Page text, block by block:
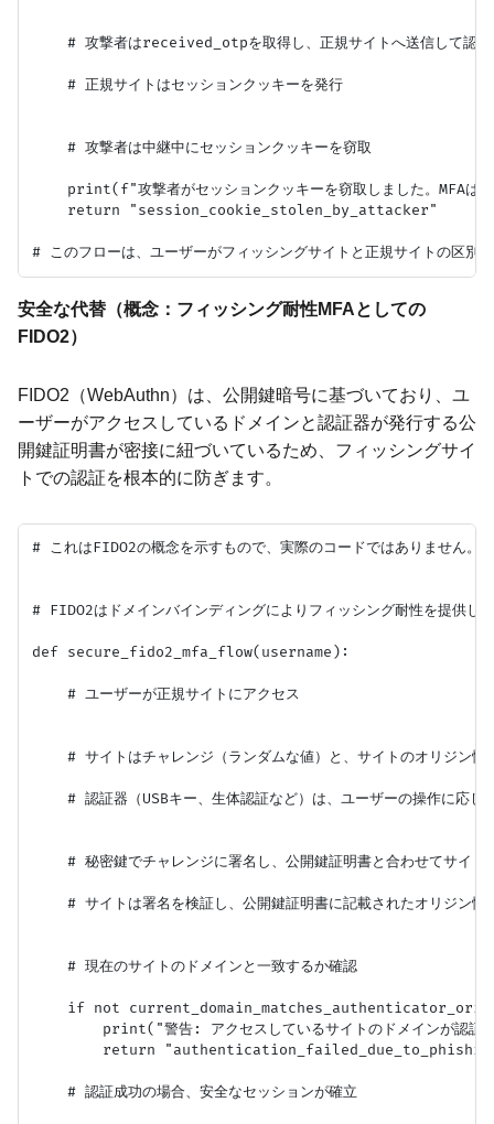
# 攻撃者はreceived_otpを取得し、正規サイトへ送信して認証
    # 正規サイトはセッションクッキーを発行
    # 攻撃者は中継中にセッションクッキーを窃取
print(f"攻撃者がセッションクッキーを窃取しました。MFAは
    return "session_cookie_stolen_by_attacker"
安全な代替（概念：フィッシング耐性MFAとしての
FIDO2）
FIDO2（WebAuthn）は、公開鍵暗号に基づいており、ユ
ーザーがアクセスしているドメインと認証器が発行する公
開鍵証明書が密接に紐づいているため、フィッシングサイ
トでの認証を根本的に防ぎます。
# これはFIDO2の概念を示すもので、実際のコードではありません。
# FIDO2はドメインバインディングによりフィッシング耐性を提供し
def secure_fido2_mfa_flow(username):
    # ユーザーが正規サイトにアクセス
# サイトはチャレンジ（ランダムな値）と、サイトのオリジン情
# 認証器（USBキー、生体認証など）は、ユーザーの操作に応じ
# 秘密鍵でチャレンジに署名し、公開鍵証明書と合わせてサイト
# サイトは署名を検証し、公開鍵証明書に記載されたオリジン情
    # 現在のサイトのドメインと一致するか確認
if not
print("警告: アクセスしているサイトのドメインが認証
return
    # 認証成功の場合、安全なセッションが確立